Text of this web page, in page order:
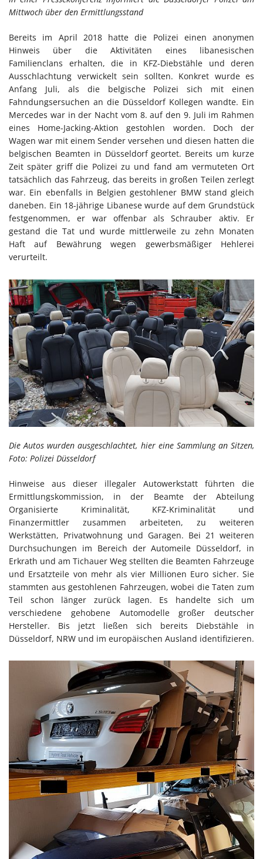
Mittwoch über den Ermittlungsstand
Bereits im April 2018 hatte die Polizei einen anonymen
Hinweis über die Aktivitäten eines libanesischen
Familienclans erhalten, die in KFZ-Diebstähle und deren
Ausschlachtung verwickelt sein sollten. Konkret wurde es
Anfang Juli, als die belgische Polizei sich mit einen
Fahndungsersuchen an die Düsseldorf Kollegen wandte. Ein
Mercedes war in der Nacht vom 8. auf den 9. Juli im Rahmen
eines Home-Jacking-Aktion gestohlen worden. Doch der
Wagen war mit einem Sender versehen und diesen hatten die
belgischen Beamten in Düsseldorf geortet. Bereits um kurze
Zeit später griff die Polizei zu und fand am vermuteten Ort
tatsächlich das Fahrzeug, das bereits in großen Teilen zerlegt
war. Ein ebenfalls in Belgien gestohlener BMW stand gleich
daneben. Ein 18-jährige Libanese wurde auf dem Grundstück
festgenommen, er war offenbar als Schrauber aktiv. Er
gestand die Tat und wurde mittlerweile zu zehn Monaten
Haft auf Bewährung wegen gewerbsmäßiger Hehlerei
verurteilt.
Die Autos wurden ausgeschlachtet, hier eine Sammlung an Sitzen,
Foto: Polizei Düsseldorf
Hinweise aus dieser illegaler Autowerkstatt führten die
Ermittlungskommission, in der Beamte der Abteilung
Organisierte Kriminalität, KFZ-Kriminalität und
Finanzermittler zusammen arbeiteten, zu weiteren
Werkstätten, Privatwohnung und Garagen. Bei 21 weiteren
Durchsuchungen im Bereich der Automeile Düsseldorf, in
Erkrath und am Tichauer Weg stellten die Beamten Fahrzeuge
und Ersatzteile von mehr als vier Millionen Euro sicher. Sie
stammten aus gestohlenen Fahrzeugen, wobei die Taten zum
Teil schon länger zurück lagen. Es handelte sich um
verschiedene gehobene Automodelle großer deutscher
Hersteller. Bis jetzt ließen sich bereits Diebstähle in
Düsseldorf, NRW und im europäischen Ausland identifizieren.